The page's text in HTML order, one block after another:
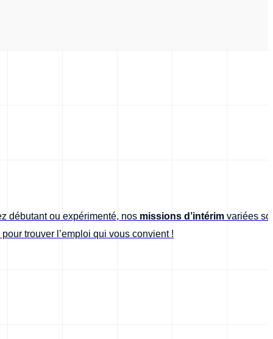
débutant ou expérimenté, nos missions d’intérim variées
pour trouver l’emploi qui vous convient !